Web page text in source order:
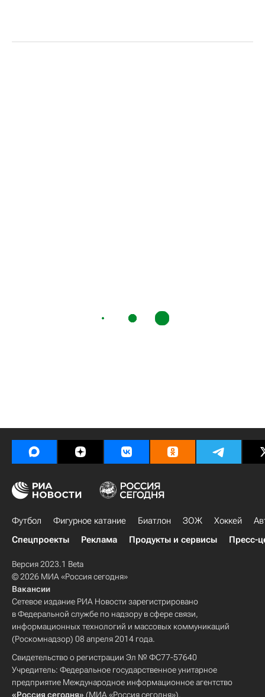
Футбол Фигурное катание Биатлон ЗОЖ Хоккей
Спецпроекты
Реклама Продукты и сервисы Пресс-
Версия 2023.1 Beta
© 2026 МИА «Россия сегодня»
Вакансии
Сетевое издание РИА Новости зарегистрировано
в Федеральной службе по надзору в сфере связи,
информационных технологий и массовых коммуникаций
(Роскомнадзор) 08 апреля 2014 года.
Свидетельство о регистрации Эл № ФС77-57640
Учредитель: Федеральное государственное унитарное
предприятие Международное информационное агентство
«Россия сегодня» (МИА «Россия сегодня»).